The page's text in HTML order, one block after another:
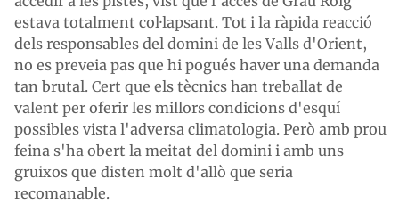
estava totalment col·lapsant. Tot i la ràpida reacció
dels responsables del domini de les Valls d'Orient,
no es preveia pas que hi pogués haver una demanda
tan brutal. Cert que els tècnics han treballat de
valent per oferir les millors condicions d'esquí
possibles vista l'adversa climatologia. Però amb prou
feina s'ha obert la meitat del domini i amb uns
gruixos que disten molt d'allò que seria
recomanable.